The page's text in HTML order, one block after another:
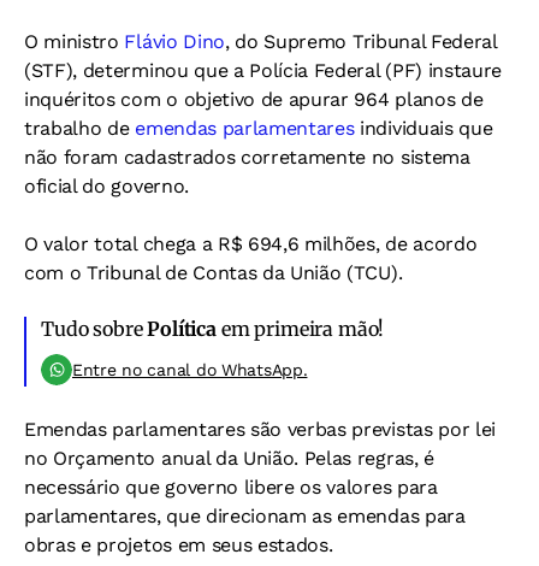
O ministro Flávio Dino, do Supremo Tribunal Federal
(STF), determinou que a Polícia Federal (PF) instaure
inquéritos com o objetivo de apurar 964 planos de
trabalho de emendas parlamentaresindividuais que
não foram cadastrados corretamente no sistema
oficial do governo.
O valor total chega a R$ 694,6 milhões, de acordo
com o Tribunal de Contas da União (TCU).
Tudo sobrePolítica em primeira mão!
Entre no canal do WhatsApp.
Emendas parlamentares são verbas previstas por lei
no Orçamento anual da União. Pelas regras, é
necessário que governo libere os valores para
parlamentares, que direcionam as emendas para
obras e projetos em seus estados.